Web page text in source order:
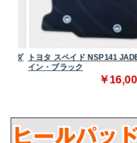
トヨタ スペイド NSP141 JADE
イン・ブラック
￥16,000